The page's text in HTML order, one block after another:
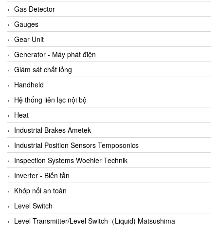
ARCA Regler
Arcos Hydraulik
Ardetem-Sfere-Vietnam
Argal
AS ENERGI
ASCO CO2
Asker
AT2E
ATC Pneumatic
ATEX System
ATI - IA
ATI (Analytical Technology Inc)
Atos
Atrax
Auma
Gas Detector
Gauges
Gear Unit
Generator - Máy phát điện
Giám sát chất lỏng
Handheld
Hệ thống liên lạc nội bộ
Heat
Industrial Brakes Ametek
Industrial Position Sensors Temposonics
Inspection Systems Woehler Technik
Inverter - Biến tần
Khớp nối an toàn
Level Switch
Level Transmitter/Level Switch（Liquid) Matsushima